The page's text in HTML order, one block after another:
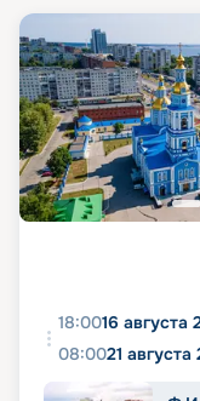
18:0016 августа
08:0021 августа